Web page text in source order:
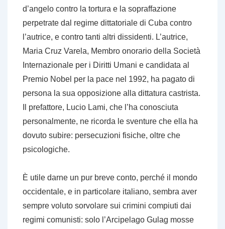
d’angelo contro la tortura e la sopraffazione
perpetrate dal regime dittatoriale di Cuba contro
l’autrice, e contro tanti altri dissidenti. L’autrice,
Maria Cruz Varela, Membro onorario della Società
Internazionale per i Diritti Umani e candidata al
Premio Nobel per la pace nel 1992, ha pagato di
persona la sua opposizione alla dittatura castrista.
Il prefattore, Lucio Lami, che l’ha conosciuta
personalmente, ne ricorda le sventure che ella ha
dovuto subire: persecuzioni fisiche, oltre che
psicologiche.
È utile darne un pur breve conto, perché il mondo
occidentale, e in particolare italiano, sembra aver
sempre voluto sorvolare sui crimini compiuti dai
regimi comunisti: solo l’Arcipelago Gulag mosse